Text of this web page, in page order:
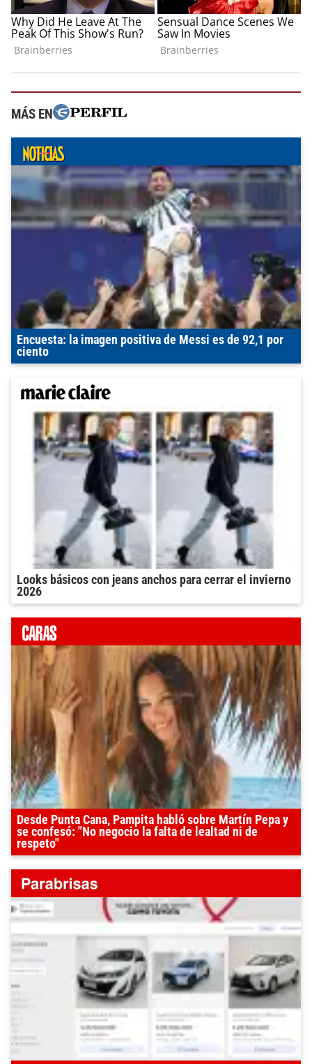
MÁS EN
Encuesta: la imagen positiva de Messi es de 92,1 por
ciento
Looks básicos con jeans anchos para cerrar el invierno
2026
Desde Punta Cana, Pampita habló sobre Martín Pepa y
se confesó: "No negocio la falta de lealtad ni de
respeto"